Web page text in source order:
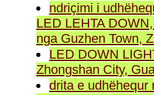
ndriçimi i
LED LEHTA
nga Guzhen Town,
LED DOWN
Zhongshan City,
drita e udhëhequr